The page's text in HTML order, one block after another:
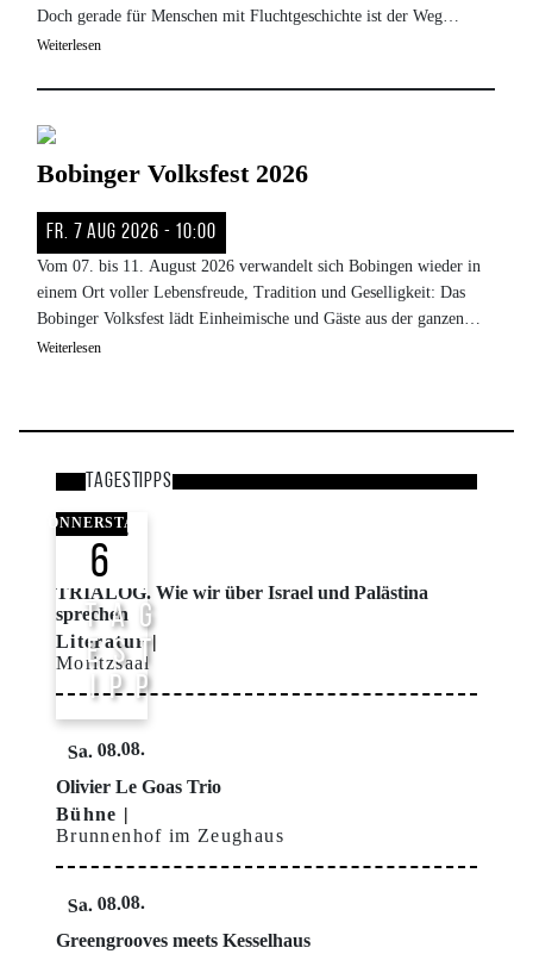
Doch gerade für Menschen mit Fluchtgeschichte ist der Weg
dorthin von Hürden und Unsicherheiten geprägt: steigende Mieten,
Wie also gelingt es, am Ende einen Schlüssel für ein sicheres
Findet es selbst heraus: Auf einer performativen Schnitzeljagd
durch die Augsburger Altstadt folgt ihr in kleinen Gruppen Spuren,
Weiterlesen
Bild
Bobinger Volksfest 2026
Fr. 7 Aug 2026 - 10:00
Vom 07. bis 11. August 2026 verwandelt sich Bobingen wieder in
einem Ort voller Lebensfreude, Tradition und Geselligkeit: Das
Bobinger Volksfest lädt Einheimische und Gäste aus der ganzen
Region zu unvergesslichen Tagen ein.
Weiterlesen
Tagestipps
Bild
DONNERSTAG
6
T A G
E S T
I P P
TRIALOG. Wie wir über Israel und Palästina
sprechen
Literatur
Moritzsaal
Sa. 08.08.
Olivier Le Goas Trio
Bühne
Brunnenhof im Zeughaus
Sa. 08.08.
Greengrooves meets Kesselhaus